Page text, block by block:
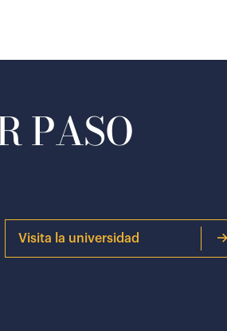
PASO
Visita la universidad